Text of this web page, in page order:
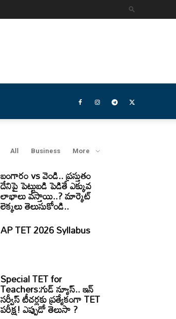
All Business More
బంగారం vs వెండి.. ప్రస్తుతం
దేనిపై పెట్టుబడి పెడితే ఎక్కువ
లాభాలు వస్తాయి..? మార్కెట్
లెక్కలు తెలుసుకోండి..
AP TET 2026 Syllabus
Special TET for
Teachers:గుడ్ న్యూస్.. ఇన్
సర్వీస్ టీచర్లకు ప్రత్యేకంగా TET
పరీక్ష! ఎప్పుడో తెలుసా ?